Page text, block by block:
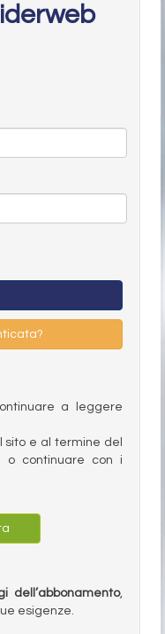
a leggere
sito e al termine del
o continuare con i
dell’abbonamento,
esigenze.